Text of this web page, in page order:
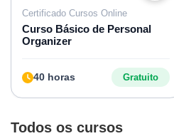
Certificado Cursos Online
Curso Básico de Personal
Organizer
40 horas Gratuito
Todos os cursos